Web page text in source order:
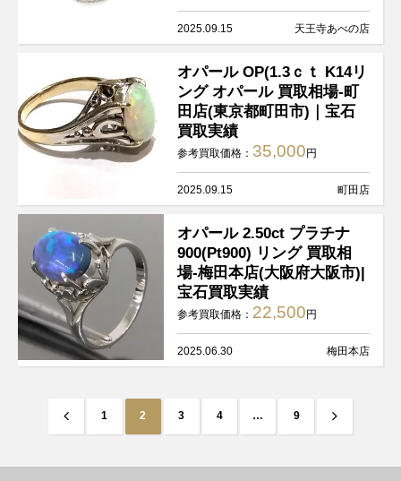
2025.09.15 天王寺あべの店
オパール OP(1.3ｃｔ K14リ
ング オパール 買取相場-町
田店(東京都町田市)｜宝石
買取実績
参考買取価格： 35,000円
2025.09.15 町田店
オパール 2.50ct プラチナ
900(Pt900) リング 買取相
場-梅田本店(大阪府大阪市)|
宝石買取実績
参考買取価格： 22,500円
2025.06.30 梅田本店
1 2 3 4 … 9